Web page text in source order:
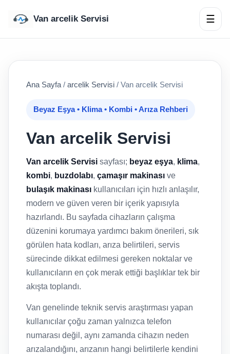
Van arcelik Servisi ☰
Ana Sayfa / arcelik Servisi / Van arcelik Servisi
Beyaz Eşya • Klima • Kombi • Arıza Rehberi
Van arcelik Servisi
Van arcelik Servisi sayfası; beyaz eşya, klima,
kombi, buzdolabı, çamaşır makinası ve
bulaşık makinası kullanıcıları için hızlı anlaşılır,
modern ve güven veren bir içerik yapısıyla
hazırlandı. Bu sayfada cihazların çalışma
düzenini korumaya yardımcı bakım önerileri, sık
görülen hata kodları, arıza belirtileri, servis
sürecinde dikkat edilmesi gereken noktalar ve
kullanıcıların en çok merak ettiği başlıklar tek bir
akışta toplandı.
Van genelinde teknik servis araştırması yapan
kullanıcılar çoğu zaman yalnızca telefon
numarası değil, aynı zamanda cihazın neden
arızalandığını, arızanın hangi belirtilerle kendini